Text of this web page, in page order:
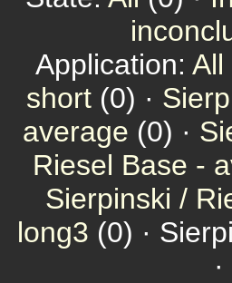
Application: All
short (0) ·
average (0) ·
Riesel Base -
Sierpinski /
long3 (0) ·
·